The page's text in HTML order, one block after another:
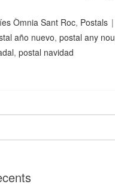
Òmnia Sant Roc, Postals
año nuevo,postal any nou
,postal navidad